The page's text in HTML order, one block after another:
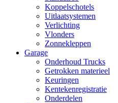
Koppelschotels
Uitlaatsystemen
Verlichting
Vlonders
Zonnekleppen
Garage
Onderhoud Trucks
Getrokken materieel
Keuringen
Kentekenregistratie
Onderdelen